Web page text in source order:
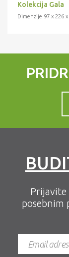
Kolekcija Gala
Dimenzije 97 x 226 x
Prijavite
posebnim